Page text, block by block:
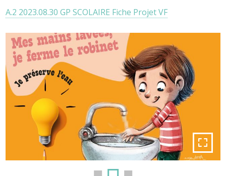
A.2 2023.08.30 GP SCOLAIRE Fiche Projet VF